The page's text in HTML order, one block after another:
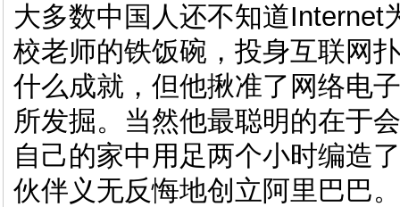
大多数中国人还不知道Internet
校老师的铁饭碗，投身互联网
什么成就，但他揪准了网络电
所发掘。当然他最聪明的在于
自己的家中用足两个小时编造
伙伴义无反悔地创立阿里巴巴。